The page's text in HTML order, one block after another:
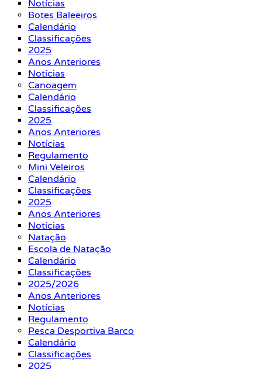
Notícias
Botes Baleeiros
Calendário
Classificações
2025
Anos Anteriores
Notícias
Canoagem
Calendário
Classificações
2025
Anos Anteriores
Notícias
Regulamento
Mini Veleiros
Calendário
Classificações
2025
Anos Anteriores
Notícias
Natação
Escola de Natação
Calendário
Classificações
2025/2026
Anos Anteriores
Notícias
Regulamento
Pesca Desportiva Barco
Calendário
Classificações
2025